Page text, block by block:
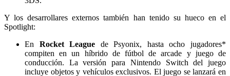
Y los desarrollares externos también han tenido su hueco en el
Spotlight:
En Rocket League de Psyonix, hasta ocho jugadores*
compiten en un híbrido de fútbol de arcade y juego de
conducción. La versión para Nintendo Switch del juego
incluye objetos y vehículos exclusivos. El juego se lanzará en